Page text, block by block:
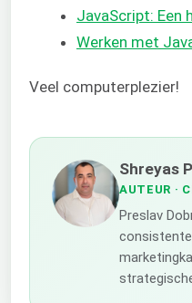
JavaScript: Een
Werken met
Veel computerplezier!
Shreyas
AUTEUR ·
Preslav